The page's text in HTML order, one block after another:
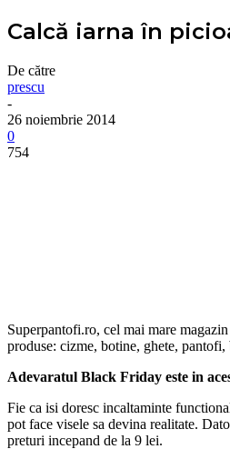
Calcă iarna în
De către
prescu
-
26 noiembrie 2014
0
754
Superpantofi.ro, cel mai mare
produse: cizme, botine, ghete,
Adevaratul Black Friday este in
Fie ca isi doresc incaltaminte
pot face visele sa devina realitate.
preturi incepand de la 9 lei.